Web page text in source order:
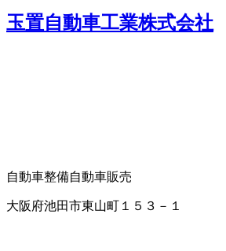
玉置自動車工業株式会社
自動車整備自動車販売
大阪府池田市東山町１５３－１